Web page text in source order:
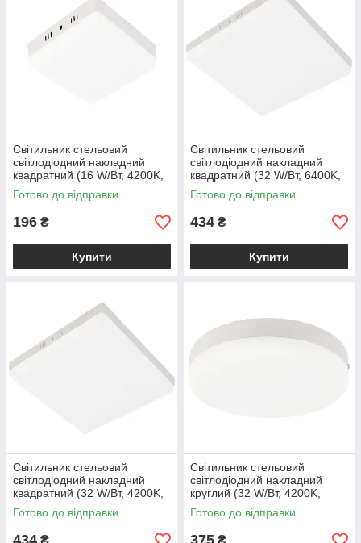
Світильник стельовий
світлодіодний накладний
квадратний (16 W/Вт, 4200K,
1520 lm, метал, білий)
CARLA-16/SQ
Готово до відправки
196 ₴
Купити
Світильник стельовий
світлодіодний накладний
квадратний (32 W/Вт, 6400K,
3040 lm, IP20, білий) CARLA-
32/SQ
Готово до відправки
434 ₴
Купити
Світильник стельовий
світлодіодний накладний
квадратний (32 W/Вт, 4200K,
3040 lm, IP20, білий) CARLA-
32/SQ
Готово до відправки
434 ₴
Світильник стельовий
світлодіодний накладний
круглий (32 W/Вт, 4200K,
3040 lm, IP20, білий) CARLA-
32
Готово до відправки
375 ₴